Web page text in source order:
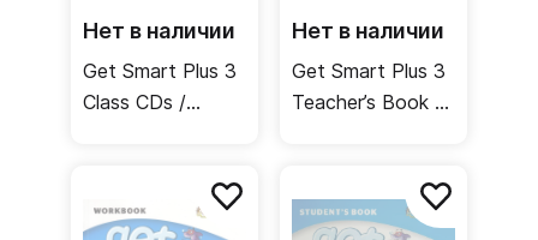
Нет в наличии
Get Smart Plus 3
Class CDs /
Нет в наличии
Get Smart Plus 3
Teacher’s Book /